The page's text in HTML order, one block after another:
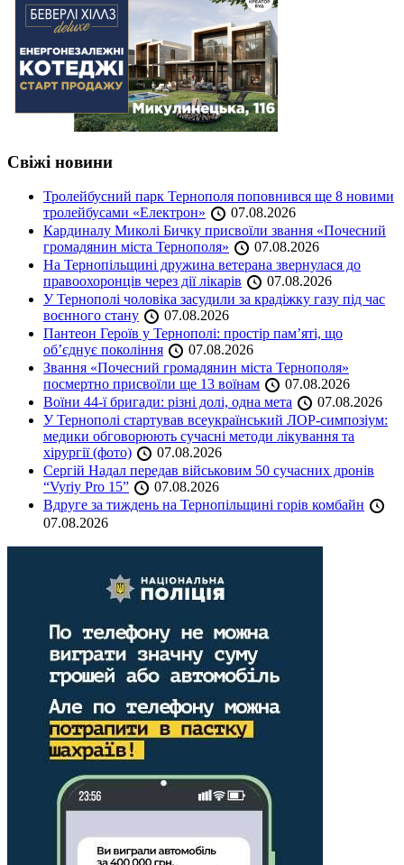
Свіжі новини
Тролейбусний парк Тернополя поповнився ще 8 новими
тролейбусами «Електрон»
07.08.2026
Кардиналу Миколі Бичку присвоїли звання «Почесний
громадянин міста Тернополя»
07.08.2026
На Тернопільщині дружина ветерана звернулася до
правоохоронців через дії лікарів
07.08.2026
У Тернополі чоловіка засудили за крадіжку газу під час
воєнного стану
07.08.2026
Пантеон Героїв у Тернополі: простір пам’яті, що
об’єднує покоління
07.08.2026
Звання «Почесний громадянин міста Тернополя»
посмертно присвоїли ще 13 воїнам
07.08.2026
Воїни 44-ї бригади: різні долі, одна мета
07.08.2026
У Тернополі стартував всеукраїнський ЛОР-симпозіум:
медики обговорюють сучасні методи лікування та
хірургії (фото)
07.08.2026
Сергій Надал передав військовим 50 сучасних дронів
“Vyriy Pro 15”
07.08.2026
Вдруге за тиждень на Тернопільщині горів комбайн
07.08.2026